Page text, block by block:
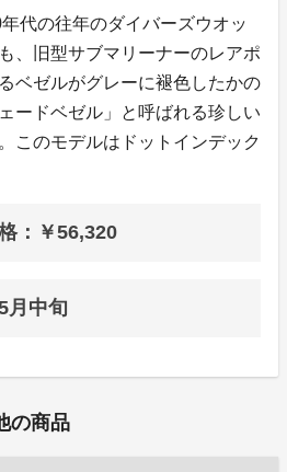
代の往年のダイバーズウオッ
、旧型サブマリーナーのレアポ
ベゼルがグレーに褪色したかの
ードベゼル」と呼ばれる珍しい
このモデルはドットインデック
：￥56,320
月中旬
の商品